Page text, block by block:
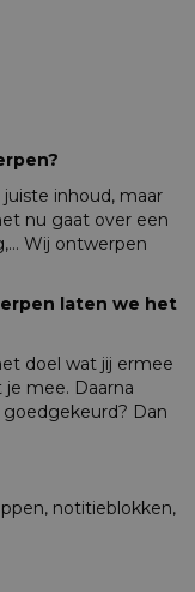
inhoud, maar
nu gaat over een
Wij ontwerpen
laten we het
doel wat jij ermee
mee. Daarna
Dan
notitieblokken,